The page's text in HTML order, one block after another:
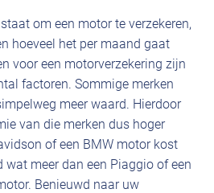
om een motor te verzekeren,
hoeveel het per maand gaat
voor een motorverzekering zijn
factoren. Sommige merken
meer waard. Hierdoor
van die merken dus hoger
of een BMW motor kost
wat meer dan een Piaggio of een
Benieuwd naar uw